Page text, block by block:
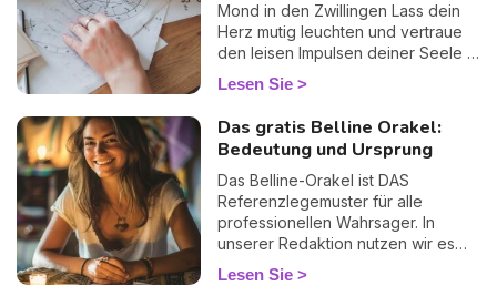
Mond in den Zwillingen Lass dein
Herz mutig leuchten und vertraue
den leisen Impulsen deiner Seele –
heute finden Gefühl und Geist
spielerisch zueinander.
Lesen Sie
Das gratis Belline Orakel:
Bedeutung und Ursprung
Das Belline-Orakel ist DAS
Referenzlegemuster für alle
professionellen Wahrsager. In
unserer Redaktion nutzen wir es
regelmäßig im privaten Rahmen...
und wir werden seiner nie
Lesen Sie